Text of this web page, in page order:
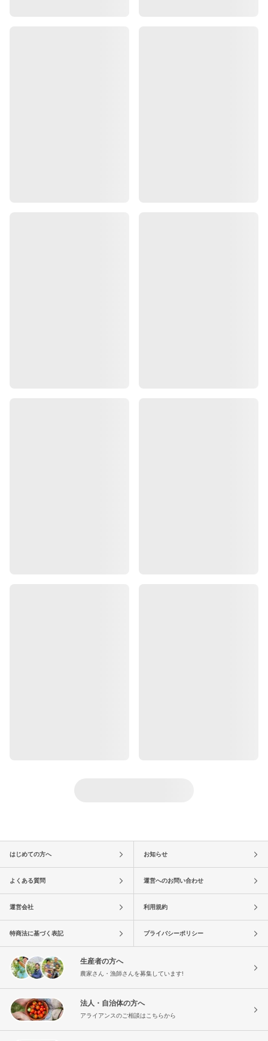
はじめての方へ お知らせ
よくある質問 運営へのお問い合わせ
運営会社 利用規約
特商法に基づく表記 プライバシーポリシー
生産者の方へ
農家さん・漁師さんを募集しています!
法人・自治体の方へ
アライアンスのご相談はこちらから